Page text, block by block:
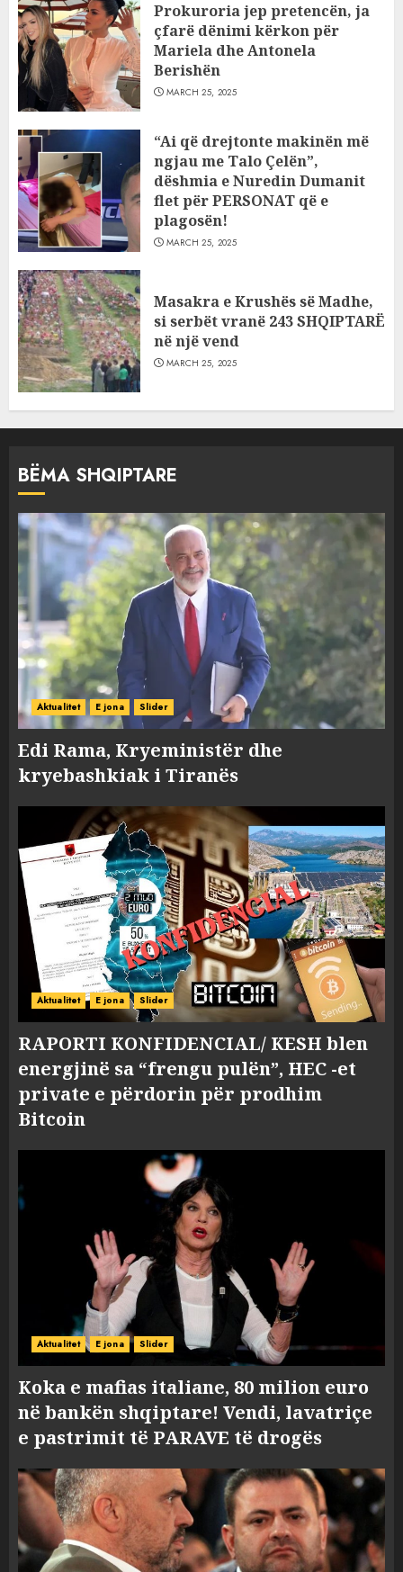
Prokuroria jep pretencën, ja
çfarë dënimi kërkon për
Mariela dhe Antonela
Berishën
MARCH 25, 2025
“Ai që drejtonte makinën më
ngjau me Talo Çelën”,
dëshmia e Nuredin Dumanit
flet për PERSONAT që e
plagosën!
MARCH 25, 2025
Masakra e Krushës së Madhe,
si serbët vranë 243 SHQIPTARË
në një vend
MARCH 25, 2025
BËMA SHQIPTARE
Aktualitet E jona Slider
Edi Rama, Kryeministër dhe
kryebashkiak i Tiranës
Aktualitet E jona Slider
RAPORTI KONFIDENCIAL/ KESH blen
energjinë sa “frengu pulën”, HEC -et
private e përdorin për prodhim
Bitcoin
Aktualitet E jona Slider
Koka e mafias italiane, 80 milion euro
në bankën shqiptare! Vendi, lavatriçe
e pastrimit të PARAVE të drogës